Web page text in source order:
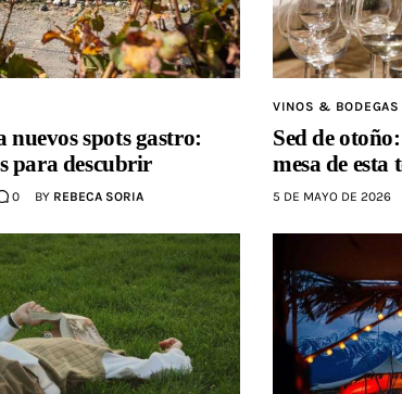
nuevos spots gastro:
para descubrir
0 BY REBECA SORIA
VINOS & BODEGAS
Sed de
mesa de esta
5 DE MAYO DE 2026